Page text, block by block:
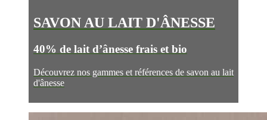
SAVON AU LAIT D'ÂNESSE
40% de lait d’ânesse frais et bio
Découvrez nos gammes et références de savon au lait
d'ânesse